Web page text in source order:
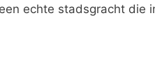
echte stadsgracht die